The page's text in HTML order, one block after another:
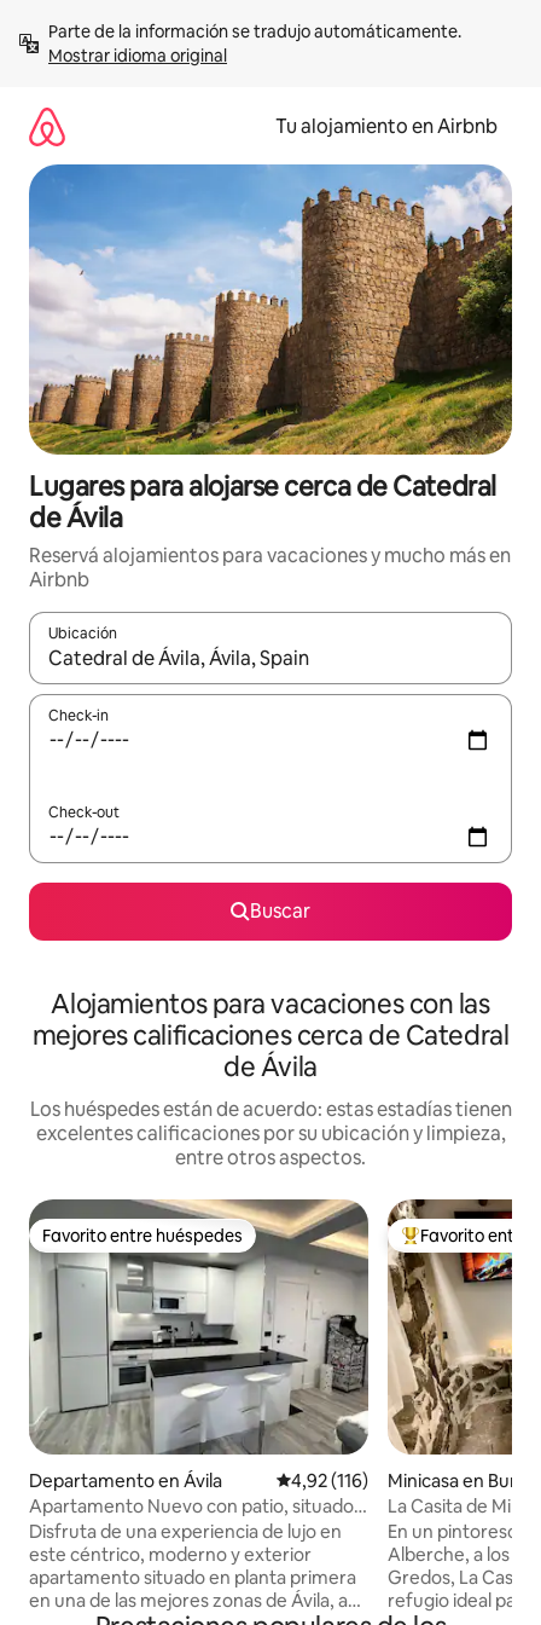
contenidoMostrar idioma original
Tu alojamiento en Airbnb
Lugares para alojarse cerca de Catedral
de Ávila
Reservá alojamientos para vacaciones y mucho más en
Airbnb
Ubicación
Cuando los resultados estén disponibles, navegá con las
Check-in
Check-out
Buscar
Alojamientos para vacaciones con las
mejores calificaciones cerca de Catedral
de Ávila
Los huéspedes están de acuerdo: estas estadías tienen
excelentes calificaciones por su ubicación y limpieza,
entre otros aspectos.
Favorito entre huéspedes
Favorito entre huéspedes
Departamento en Ávila Calificación promedio: 4,92 de
4,92 (116)
Apartamento Nuevo con patio, situado
en el centro.
Disfruta de una experiencia de lujo en
este céntrico, moderno y exterior
apartamento situado en planta primera
en una de las mejores zonas de Ávila, a
Favorito entre
Favorito entre
Minicasa en
La Casita de Mi
En un pintoresco
Alberche, a los
Gredos, La Casita
refugio ideal para parejas.